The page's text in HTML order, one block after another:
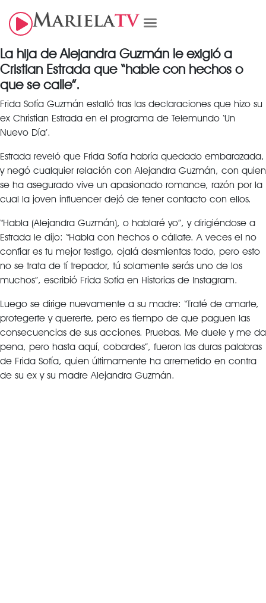
La hija de Alejandra Guzmán le exigió a
Cristian Estrada que “hable con hechos o
que se calle”.
Frida Sofía Guzmán estalló tras las declaraciones que hizo su
ex Christian Estrada en el programa de Telemundo ‘Un
Nuevo Día’.
Estrada reveló que Frida Sofía habría quedado embarazada,
y negó cualquier relación con Alejandra Guzmán, con quien
se ha asegurado vive un apasionado romance, razón por la
cual la joven influencer dejó de tener contacto con ellos.
“Habla (Alejandra Guzmán), o hablaré yo”, y dirigiéndose a
Estrada le dijo: “Habla con hechos o cállate. A veces el no
confiar es tu mejor testigo, ojalá desmientas todo, pero esto
no se trata de tí trepador, tú solamente serás uno de los
muchos”, escribió Frida Sofía en Historias de Instagram.
Luego se dirige nuevamente a su madre: “Traté de amarte,
protegerte y quererte, pero es tiempo de que paguen las
consecuencias de sus acciones. Pruebas. Me duele y me da
pena, pero hasta aquí, cobardes”, fueron las duras palabras
de Frida Sofía, quien últimamente ha arremetido en contra
de su ex y su madre Alejandra Guzmán.